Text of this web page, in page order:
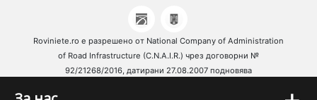
Roviniete.ro е разрешено от National Company of Administration
of Road Infrastructure (C.N.A.I.R.) чрез договорни №
92/21268/2016, датирани 27.08.2007 подновява